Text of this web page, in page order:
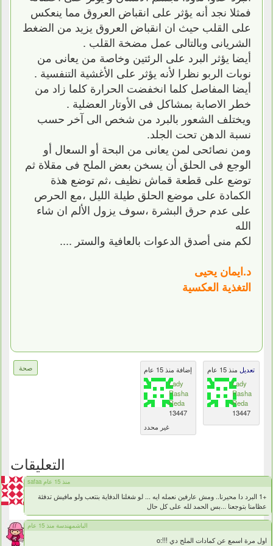
فمثلا نجد أنه يؤثر على انقباض العروق مما ينعكس
على القلب حيث ان انقباض العروق يزيد من الضغط
الشريانى وبالتالى عمل مضخة القلب .
أيضا يؤثر البرد على الرئتين وخاصة من يعانى من
نوبات الربو نظرا لأنه يؤثر على الأغشية التنفسية .
أيضا المفاصل كلما انخفضت الحرارة كلما زاد من
خطر الاصابة بمشاكل فى الأوتار العضلية .
ويختلف الشعور بالبرد من شخص الى آخر حسب
نسبة الدهن تحت الجلد.
ومن نصائحى لمن يعانى من البحة أو السعال أو
الوجع فى الحلق أن يسخن بعض الملح فى مقلاة ثم
توضع على قطعة قماش نظيف ،ثم توضع هذة
الكمادة على موضع الحلق طيلة الليل ،مع الحرص
على عدم حرق البشرة ،سوف يزول الألم ان شاء
الله
لكم منى أصدق الدعوات بالعافية والستر ....
د.ايمان يحيى
التغذية العكسية
صحة
إضافة منذ 15 عام
Lady
Rasha
Reda
13447
غير محدد
تعديل منذ 15 عام
Lady
Rasha
Reda
13447
التعليقات
safaa منذ 15 عام
+1 البرد دا محيرنا.. ومش عارفين نعمله ايه ... لو شغلنا الدفاية بنتعب ولو مافيش تدفئة
عظامنا بتوجعنا ...بس الحمد لله على كل حال
الباشمهندسة منذ 15 عام
اول مرة اسمع عن كمادات الملح دي !!!:o